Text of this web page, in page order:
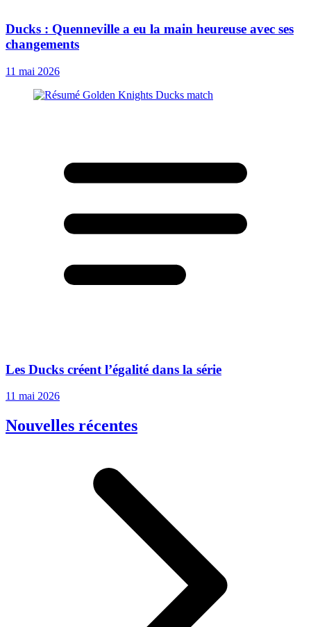
Ducks : Quenneville a eu la main heureuse avec ses
changements
11 mai 2026
Les Ducks créent l’égalité dans la série
11 mai 2026
Nouvelles récentes